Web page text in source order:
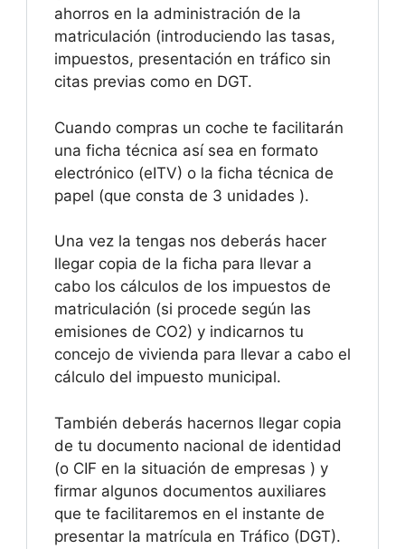
ahorros en la administración de la
matriculación (introduciendo las tasas,
impuestos, presentación en tráfico sin
citas previas como en DGT.
Cuando compras un coche te facilitarán
una ficha técnica así sea en formato
electrónico (eITV) o la ficha técnica de
papel (que consta de 3 unidades ).
Una vez la tengas nos deberás hacer
llegar copia de la ficha para llevar a
cabo los cálculos de los impuestos de
matriculación (si procede según las
emisiones de CO2) y indicarnos tu
concejo de vivienda para llevar a cabo el
cálculo del impuesto municipal.
También deberás hacernos llegar copia
de tu documento nacional de identidad
(o CIF en la situación de empresas ) y
firmar algunos documentos auxiliares
que te facilitaremos en el instante de
presentar la matrícula en Tráfico (DGT).